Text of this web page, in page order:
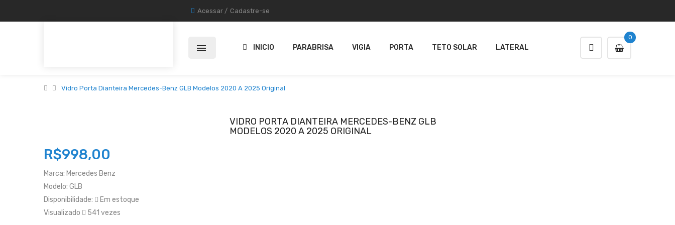
Acessar / Cadastre-se
INICIO PARABRISA VIGIA PORTA TETO SOLAR LATERAL
0
Vidro Porta Dianteira Mercedes-Benz GLB Modelos 2020 A 2025 Original
VIDRO PORTA DIANTEIRA MERCEDES-BENZ GLB
MODELOS 2020 A 2025 ORIGINAL
R$998,00
Marca: Mercedes Benz
Modelo: GLB
Disponibilidade:
Em estoque
Visualizado
541 vezes